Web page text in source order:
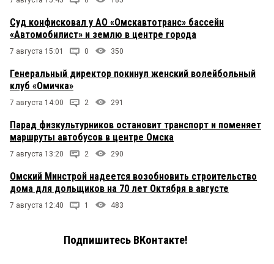
Суд конфисковал у АО «Омскавтотранс» бассейн
«Автомобилист» и землю в центре города
7 августа 15:01 0 350
Генеральный директор покинул женский волейбольный
клуб «Омичка»
7 августа 14:00 2 291
Парад физкультурников остановит транспорт и поменяет
маршруты автобусов в центре Омска
7 августа 13:20 2 290
Омский Минстрой надеется возобновить строительство
дома для дольщиков на 70 лет Октября в августе
7 августа 12:40 1 483
Подпишитесь ВКонтакте!